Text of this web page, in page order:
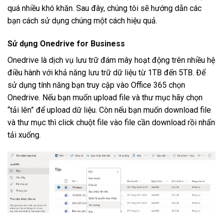
quá nhiều khó khăn. Sau đây, chúng tôi sẽ hướng dẫn các
bạn cách sử dụng chúng một cách hiệu quả.
Sử dụng Onedrive for Business
Onedrive là dịch vụ lưu trữ đám mây hoạt động trên nhiều hệ
điều hành với khả năng lưu trữ dữ liệu từ 1TB đến 5TB. Để
sử dụng tính năng bạn truy cập vào Office 365 chọn
Onedrive. Nếu bạn muốn upload file và thư mục hãy chọn
“tải lên” để upload dữ liệu. Còn nếu bạn muốn download file
và thư mục thì click chuột file vào file cần download rồi nhấn
tải xuống.